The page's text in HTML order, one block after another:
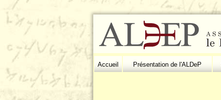
Accueil Présentation de l'ALDeP